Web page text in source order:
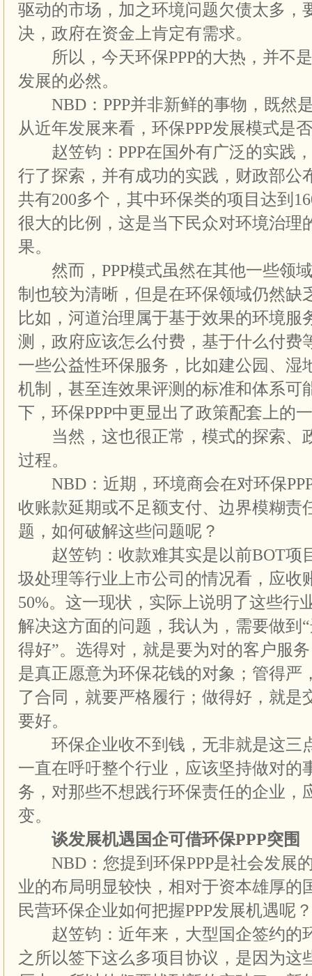
驱动的市场，加之环境问题欠债太多，
决，政府在资金上肯定有需求。
所以，今天环保PPP的大热，并不
发展的必然。
NBD：PPP并非新鲜的事物，既然
从近年发展来看，环保PPP发展模式是
赵笠钧：PPP在国外有广泛的实践
行了探索，并有成功的实践，财政部公
共有200多个，其中环保类的项目达到
很大的比例，这是当下民众对环境治理
果。
然而，PPP模式虽然在其他一些领
制也较为清晰，但是在环保领域仍然缺
比如，河道治理属于基于效果的环境服
测，政府应该怎么付费，基于什么付费
一些公益性环保服务，比如建公园、湿
机制，甚至连效果评测的标准和体系可
下，环保PPP中更显出了政策配套上的
当然，这也很正常，模式的探索、
过程。
NBD：近期，环境商会在对环保
收账款延期或不足额支付、边界模糊责
题，如何破解这些问题呢？
赵笠钧：收款难其实是以前BOT项
圾处理等行业上市公司的情况看，应收
50%。这一现状，实际上说明了这些行
解决这方面的问题，我认为，需要做到
得好”。选得对，就是要为对的客户服
是真正愿意为环保花钱的对象；管得严
了合同，就要严格履行；做得好，就是
要好。
环保企业收不到钱，无非就是这三
一直在呼吁整个行业，应该坚持做对的
务，对那些不想践行环保责任的企业，
变。
谈发展机遇国企可借环保PPP突围
NBD：您提到环保PPP是社会发展
业的布局明显较快，相对于资本雄厚的
民营环保企业如何把握PPP发展机遇呢？
赵笠钧：近年来，大型国企签约的
之所以签下这么多项目协议，是因为这